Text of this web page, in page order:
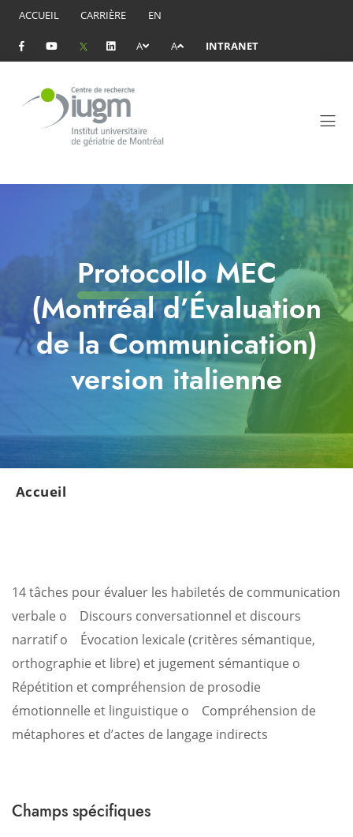
ACCUEIL CARRIÈRE EN
A A INTRANET
Protocollo MEC
(Montréal d’Évaluation
de la Communication)
version italienne
Accueil
14 tâches pour évaluer les habiletés de communication
verbale o Discours conversationnel et discours
narratifo Évocation lexicale (critères sémantique,
orthographie et libre) et jugement sémantique o
Répétition et compréhension de prosodie
émotionnelle et linguistique o Compréhension de
métaphores et d’actes de langage indirects
Champs spécifiques